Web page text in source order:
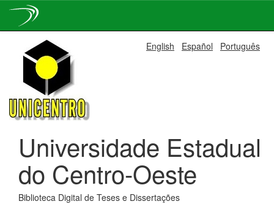
navigation
English Español Português
Universidade Estadual
do Centro-Oeste
Biblioteca Digital de Teses e Dissertações